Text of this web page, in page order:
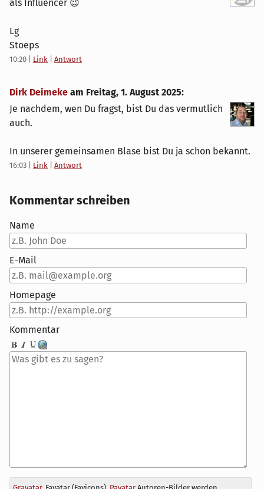
als Influencer 😉
Lg
Stoeps
10:20 Link Antwort
Dirk Deimeke am Freitag, 1. August 2025:
Je nachdem, wen Du fragst, bist Du das vermutlich
auch.
In unserer gemeinsamen Blase bist Du ja schon bekannt.
16:03 Link Antwort
Kommentar schreiben
Name
E-Mail
Homepage
Kommentar
Antwort